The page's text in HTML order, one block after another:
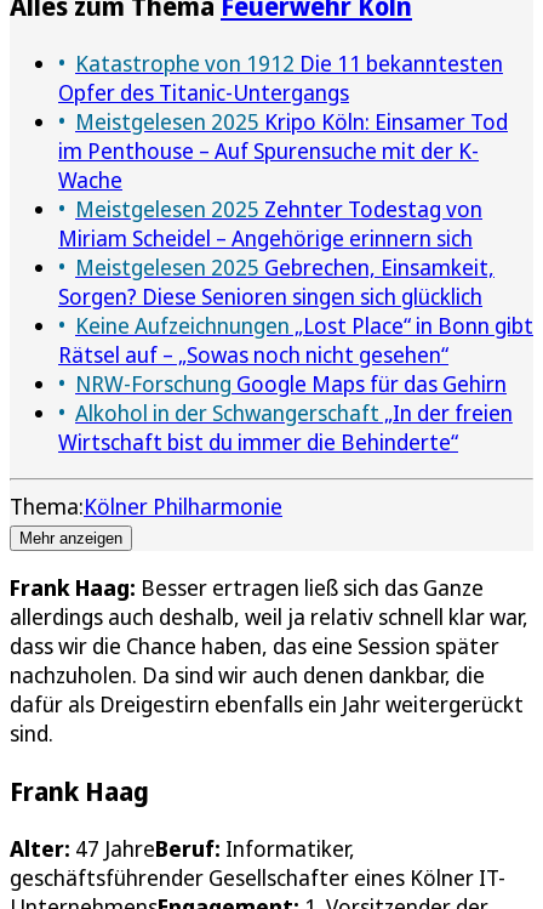
Katastrophe von 1912 Die 11 bekanntesten
Opfer des Titanic-Untergangs
Meistgelesen 2025 Kripo Köln: Einsamer Tod
im Penthouse – Auf Spurensuche mit der K-
Wache
Meistgelesen 2025 Zehnter Todestag von
Miriam Scheidel – Angehörige erinnern sich
Meistgelesen 2025 Gebrechen, Einsamkeit,
Sorgen? Diese Senioren singen sich glücklich
Keine Aufzeichnungen „Lost Place“ in Bonn gibt
Rätsel auf – „Sowas noch nicht gesehen“
NRW-Forschung Google Maps für das Gehirn
Alkohol in der Schwangerschaft „In der freien
Wirtschaft bist du immer die Behinderte“
Thema:Kölner Philharmonie
Mehr anzeigen
Frank Haag: Besser ertragen ließ sich das Ganze
allerdings auch deshalb, weil ja relativ schnell klar war,
dass wir die Chance haben, das eine Session später
nachzuholen. Da sind wir auch denen dankbar, die
dafür als Dreigestirn ebenfalls ein Jahr weitergerückt
sind.
Frank Haag
Alter: 47 JahreBeruf: Informatiker,
geschäftsführender Gesellschafter eines Kölner IT-